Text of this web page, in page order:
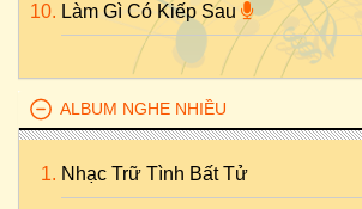
Làm Gì Có Kiếp Sau
ALBUM NGHE NHIỀU
Nhạc Trữ Tình Bất Tử